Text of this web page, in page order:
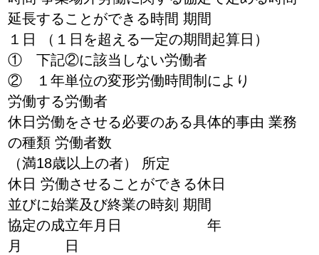
延長することができる時間 期間
１日 （１日を超える一定の期間起算日）
① 下記②に該当しない労働者
② １年単位の変形労働時間制により
労働する労働者
休日労働をさせる必要のある具体的事由 業務
の種類 労働者数
（満18歳以上の者） 所定
休日 労働させることができる休日
並びに始業及び終業の時刻 期間
協定の成立年月日 年
月 日